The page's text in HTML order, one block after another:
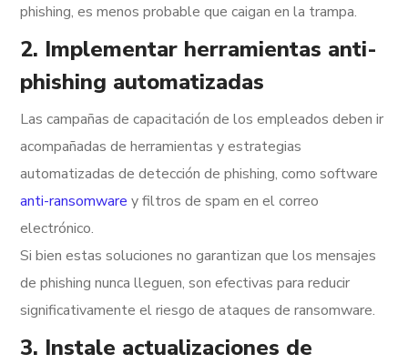
phishing, es menos probable que caigan en la trampa.
2. Implementar herramientas anti-
phishing automatizadas
Las campañas de capacitación de los empleados deben ir
acompañadas de herramientas y estrategias
automatizadas de detección de phishing, como software
anti-ransomware y filtros de spam en el correo
electrónico.
Si bien estas soluciones no garantizan que los mensajes
de phishing nunca lleguen, son efectivas para reducir
significativamente el riesgo de ataques de ransomware.
3. Instale actualizaciones de